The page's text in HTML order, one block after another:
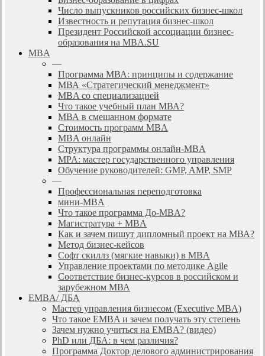
Число выпускников российских бизнес-школ
Известность и репутация бизнес-школ
Президент Российской ассоциации бизнес-
образования на MBA.SU
MBA
—
Программа МВА: принципы и содержание
МВА «Cтратегический менеджмент»
MBA со специализацией
Что такое учебный план МВА?
МВА в смешанном формате
Стоимость программ MBA
MBA онлайн
Cтруктура программы онлайн-MBA
MPA: мастер государственного управления
Обучение руководителей: GMP, AMP, SMP
—
Профессиональная переподготовка
мини-MBA
Что такое программа До-MBA?
Магистратура + MBA
Как и зачем пишут дипломный проект на МВА?
Метод бизнес-кейсов
Софт скиллз (мягкие навыки) в MBA
Управление проектами по методике Agile
Соответствие бизнес-курсов в российском и
зарубежном МВА
EMBA/ ДБA
Мастер управления бизнесом (Executive MBA)
Что такое EMBA и зачем получать эту степень
Зачем нужно учиться на EMBA? (видео)
PhD или ДБА: в чем различия?
Программа Доктор делового администрирования